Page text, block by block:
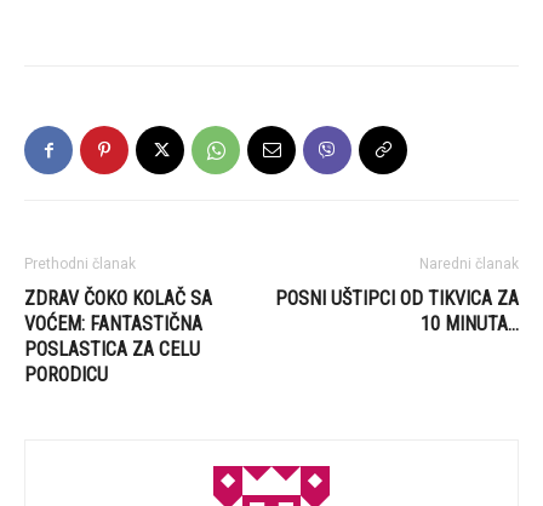
Prethodni članak
ZDRAV ČOKO KOLAČ SA
VOĆEM: FANTASTIČNA
POSLASTICA ZA CELU
PORODICU
Naredni članak
POSNI UŠTIPCI OD TIKVICA ZA
10 MINUTA…